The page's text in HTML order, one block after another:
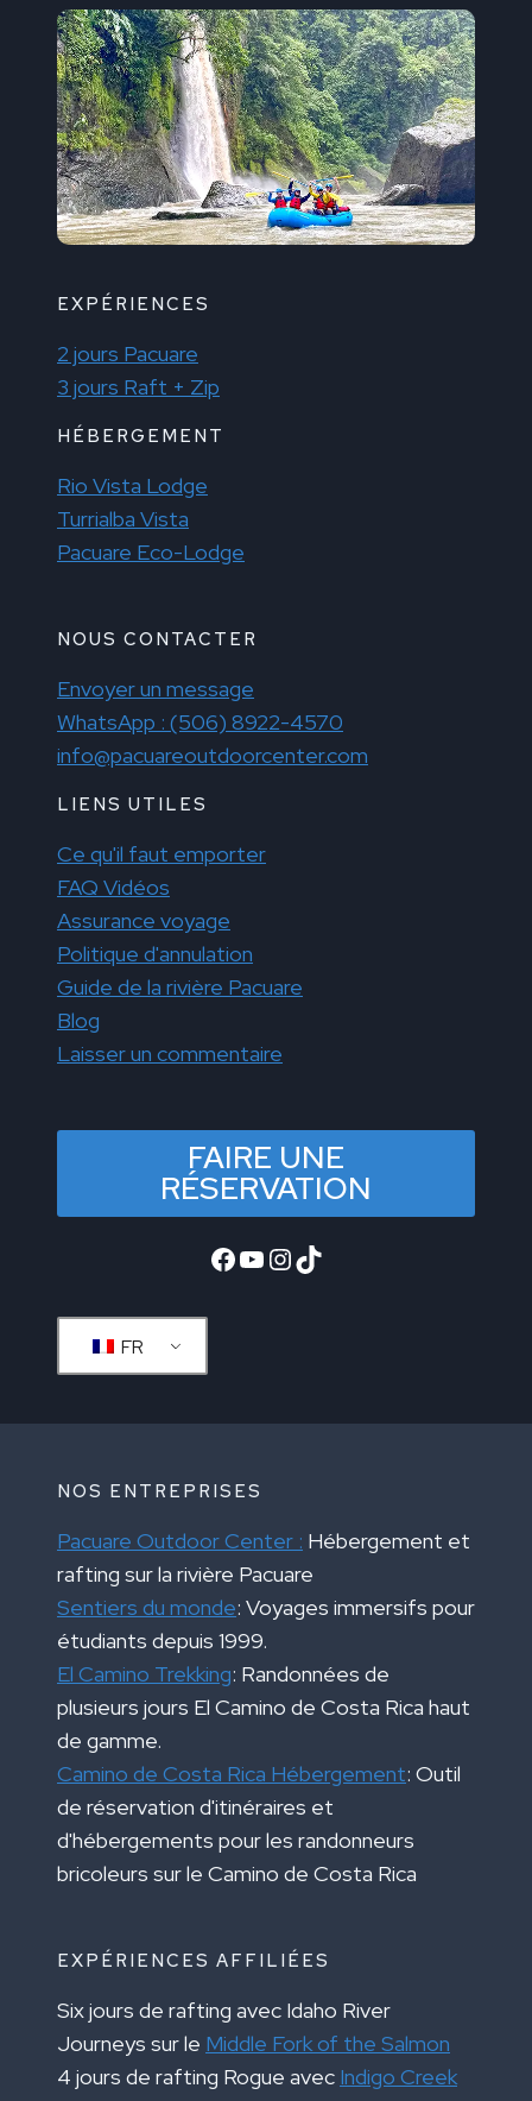
EXPÉRIENCES
2 jours Pacuare
3 jours Raft + Zip
HÉBERGEMENT
Rio Vista Lodge
Turrialba Vista
Pacuare Eco-Lodge
NOUS CONTACTER
Envoyer un message
WhatsApp : (506) 8922-4570
info@pacuareoutdoorcenter.com
LIENS UTILES
Ce qu'il faut emporter
FAQ Vidéos
Assurance voyage
Politique d'annulation
Guide de la rivière Pacuare
Blog
Laisser un commentaire
FAIRE UNE
RÉSERVATION
Facebook
YouTube
Instagram
TikTok
FR
NOS ENTREPRISES
Pacuare Outdoor Center : Hébergement et
rafting sur la rivière Pacuare
Sentiers du monde: Voyages immersifs pour
étudiants depuis 1999.
El Camino Trekking: Randonnées de
plusieurs jours El Camino de Costa Rica haut
de gamme.
Camino de Costa Rica Hébergement: Outil
de réservation d'itinéraires et
d'hébergements pour les randonneurs
bricoleurs sur le Camino de Costa Rica
EXPÉRIENCES AFFILIÉES
Six jours de rafting avec Idaho River
Journeys sur le Middle Fork of the Salmon
4 jours de rafting Rogue avec Indigo Creek